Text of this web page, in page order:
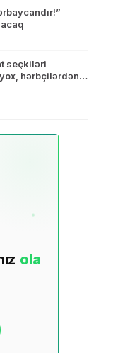
seçkiləri
hərbçilərdən
ola